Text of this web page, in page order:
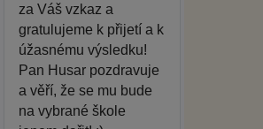
za Váš vzkaz a
gratulujeme k přijetí a k
úžasnému výsledku!
Pan Husar pozdravuje
a věří, že se mu bude
na vybrané škole